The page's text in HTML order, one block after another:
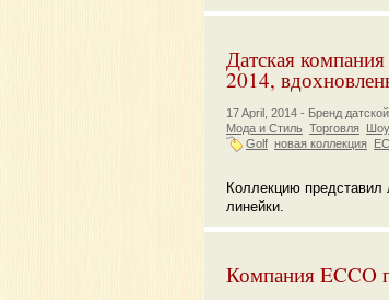
Датская
2014,
17 April, 2014 - Бренд
Мода и Стиль Торговля
Golf новая коллекция
Коллекцию представил
линейки.
Компания ECCO